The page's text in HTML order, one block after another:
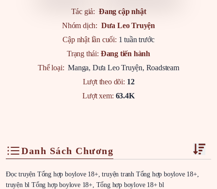
Tác giả: Đang cập nhật
Nhóm dịch: Dưa Leo Truyện
Cập nhật lần cuối: 1 tuần trước
Trạng thái: Đang tiến hành
Thể loại: Manga, Dưa Leo Truyện, Roadsteam
Lượt theo dõi: 12
Lượt xem: 63.4K
Danh Sách Chương
Đọc truyện Tổng hợp boylove 18+, truyện tranh Tổng hợp boylove 18+,
truyện bl Tổng hợp boylove 18+, Tổng hợp boylove 18+ bl